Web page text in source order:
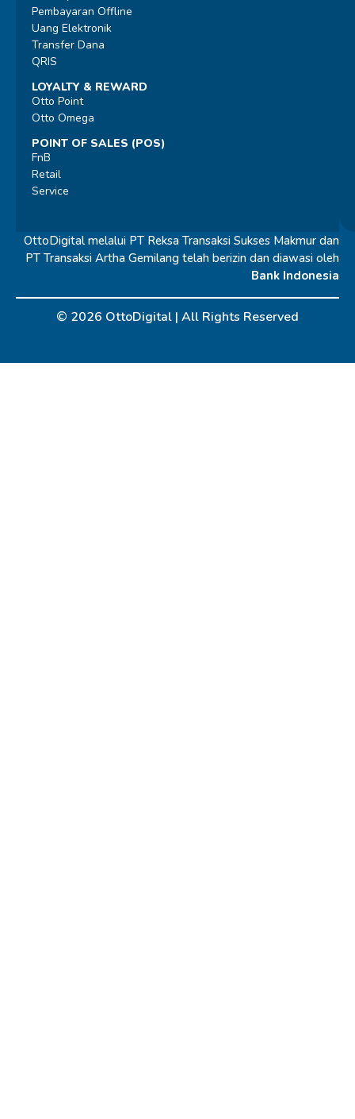
Pembayaran Offline
Uang Elektronik
Transfer Dana
QRIS
LOYALTY & REWARD
Otto Point
Otto Omega
POINT OF SALES (POS)
FnB
Retail
Service
OttoDigital melalui PT Reksa Transaksi Sukses Makmur dan
PT Transaksi Artha Gemilang telah berizin dan diawasi oleh
Bank Indonesia
© 2026 OttoDigital | All Rights Reserved